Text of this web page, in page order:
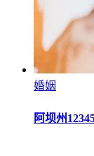
婚姻
阿坝州